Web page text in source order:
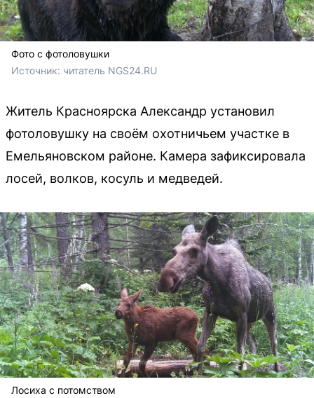
Фото с фотоловушки
Источник: читатель NGS24.RU
Житель Красноярска Александр установил
фотоловушку на своём охотничьем участке в
Емельяновском районе. Камера зафиксировала
лосей, волков, косуль и медведей.
Лосиха с потомством